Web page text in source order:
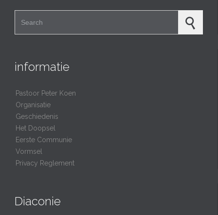
informatie
Pastoor Peter Koen
Organisatie
Geschiedenis
Het Doopsel
Eerste Communie
Vormsel
Privacy Reglement
Diaconie